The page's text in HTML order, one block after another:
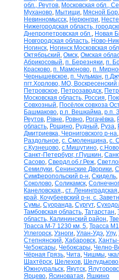
обл., Реутов, Московская обл.,
Муханово, Мытищи, Мясной Бор,
Невинномысск, Нерюнгри,
Нижегородская область,
Днепропетровская обл., Новая
Новгородская область, Ново-
Ногинск, Ногинск Московская обл
Октябрьский, Омск, Омская
Абрикосовый, п. Березняки, п.
Красково, п. Мамоново, п.
Чернышевское, п. Чульман,
пгт.Хорлово, МО, Воскресенский
Петровское, Петрозаводск,
Московская область, Россия,
Совхозный, Посёлок совхоза
Башмаково, р.п. Вешкайма, р.п.
Реутов, Рівне, Ровно, Рогачёвка,
область, Рощино, Рудный, Руза,
Дмитриевка, Черниговского р-на,
Раздольное, с. Смоленщина, с.
с.Кузнецово, с.Мишутино,
Санкт-Петербург, г.Пушкин,
Сасово, Свердл.об.г.Реж,
Семилуки, Сенинские Дворики,
Симферопольский р-н, Скидель,
Соколово, Соликамск,
Канеловская,, ст. Ленинградская,
край, Кочубеевский р-н, с.
Сумы, Суоранда, Сургут,
Тамбовская область, Татарстан,
область, Калининский район,
Трасса М-7 1230 км, 5, Трасса М1
Углегорск, Узноги, Улан-Удэ, Улу,
Степнянский, Хабаровск,
Че5оксары, Чебоксары, Челно-
Чёрная Грязь, Чита, Чишмы,
Шахтёрск, Шелехов, Шелудьково
Южноуральск, Якутск,
Ярцево, Ясиноватая, Яшкино